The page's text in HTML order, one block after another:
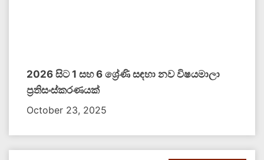
2026 සිට 1 සහ 6 ශ්‍රේණි සඳහා නව විෂයමාලා
ප්‍රතිසංස්කරණයක්
October 23, 2025